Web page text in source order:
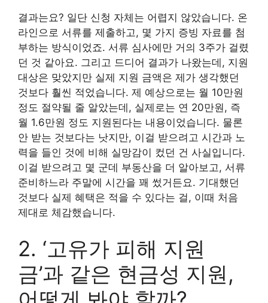
결과는요? 일단 신청 자체는 어렵지 않았습니다. 온
라인으로 서류를 제출하고, 몇 가지 증빙 자료를 첨
부하는 방식이었죠. 서류 심사에만 거의 3주가 걸렸
던 것 같아요. 그리고 드디어 결과가 나왔는데, 지원
대상은 맞았지만 실제 지원 금액은 제가 생각했던
것보다 훨씬 적었습니다. 제 예상으로는 월 10만원
정도 절약될 줄 알았는데, 실제로는 연 20만원, 즉
월 1.6만원 정도 지원된다는 내용이었습니다. 물론
안 받는 것보다는 낫지만, 이걸 받으려고 시간과 노
력을 들인 것에 비해 실망감이 컸던 건 사실입니다.
이걸 받으려고 몇 군데 부동산을 더 알아보고, 서류
준비하느라 주말에 시간을 꽤 썼거든요. 기대했던
것보다 실제 혜택은 적을 수 있다는 걸, 이때 처음
제대로 체감했습니다.
2. ‘고유가 피해 지원
금’과 같은 현금성 지원,